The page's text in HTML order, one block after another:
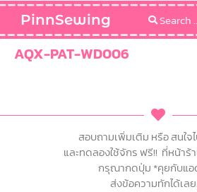
PinnSewing
AQX-PAT-WD006
สอบถามเพิ่มเติม หรือ สนใจ
และทดลองใช้จักร ฟรี!! ที่หน้าร้
กรุณากดปุ่ม *คุยกับแ
ส่งข้อความทักได้เล